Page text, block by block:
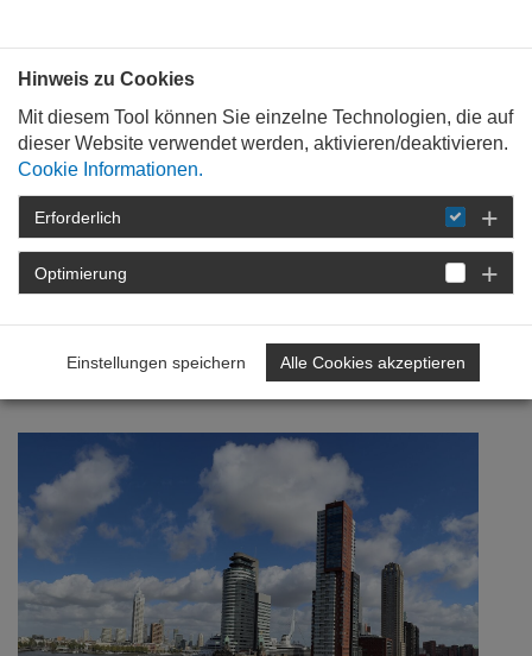
STARTSEITE DETAIL
Visionen und
Zukunftsprojekte
Hinweis zu Cookies
Mit diesem Tool können Sie einzelne Technologien, die auf
dieser Website verwendet werden, aktivieren/deaktivieren.
Cookie Informationen.
Erforderlich
Optimierung
Einstellungen speichern Alle Cookies akzeptieren